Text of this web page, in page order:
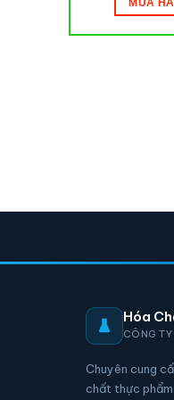
MUA
Hóa
CÔNG TY
Chuyên cung
chất thực